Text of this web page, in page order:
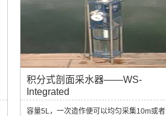
积分式剖面采水器——WS-
Integrated
容量5L，一次造作便可以均匀采集10m或者